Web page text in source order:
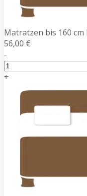
Matratzen bis 160
56,00 €
-
+